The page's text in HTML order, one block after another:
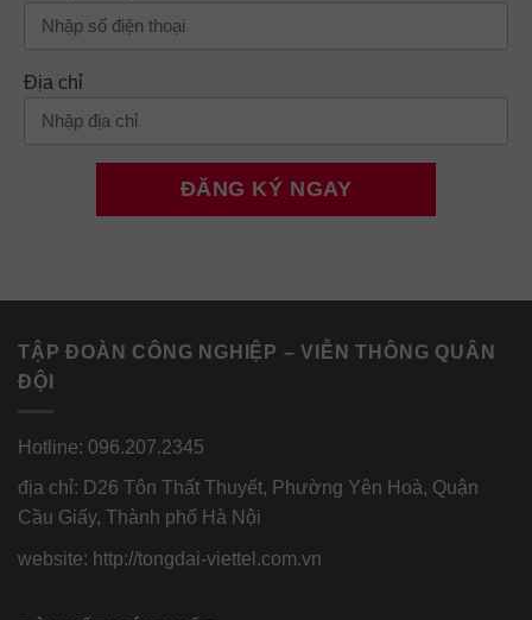
Địa chỉ
TẬP ĐOÀN CÔNG NGHIỆP – VIỄN THÔNG QUÂN
ĐỘI
Hotline: 096.207.2345
địa chỉ: D26 Tôn Thất Thuyết, Phường Yên Hoà, Quận
Cầu Giấy, Thành phố Hà Nội
website: http://tongdai-viettel.com.vn